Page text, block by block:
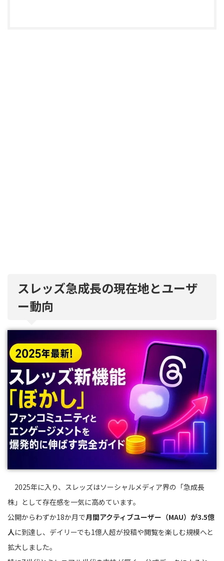
スレッズ急成長の現在地とユーザ
ー動向
2025年に入り、スレッズはソーシャルメディア界の「急成長
株」として存在感を一気に高めています。
公開からわずか18か月で月間アクティブユーザー（MAU）が3.5億
人に到達し、デイリーでも1億人超が投稿や閲覧を楽しむ規模へと
拡大しました。